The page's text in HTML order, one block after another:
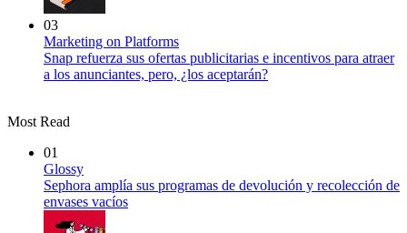
03
Marketing on Platforms
Snap refuerza sus ofertas publicitarias e incentivos para atraer
a los anunciantes, pero, ¿los aceptarán?
Most Read
01
Glossy
Sephora amplía sus programas de devolución y recolección de
envases vacíos